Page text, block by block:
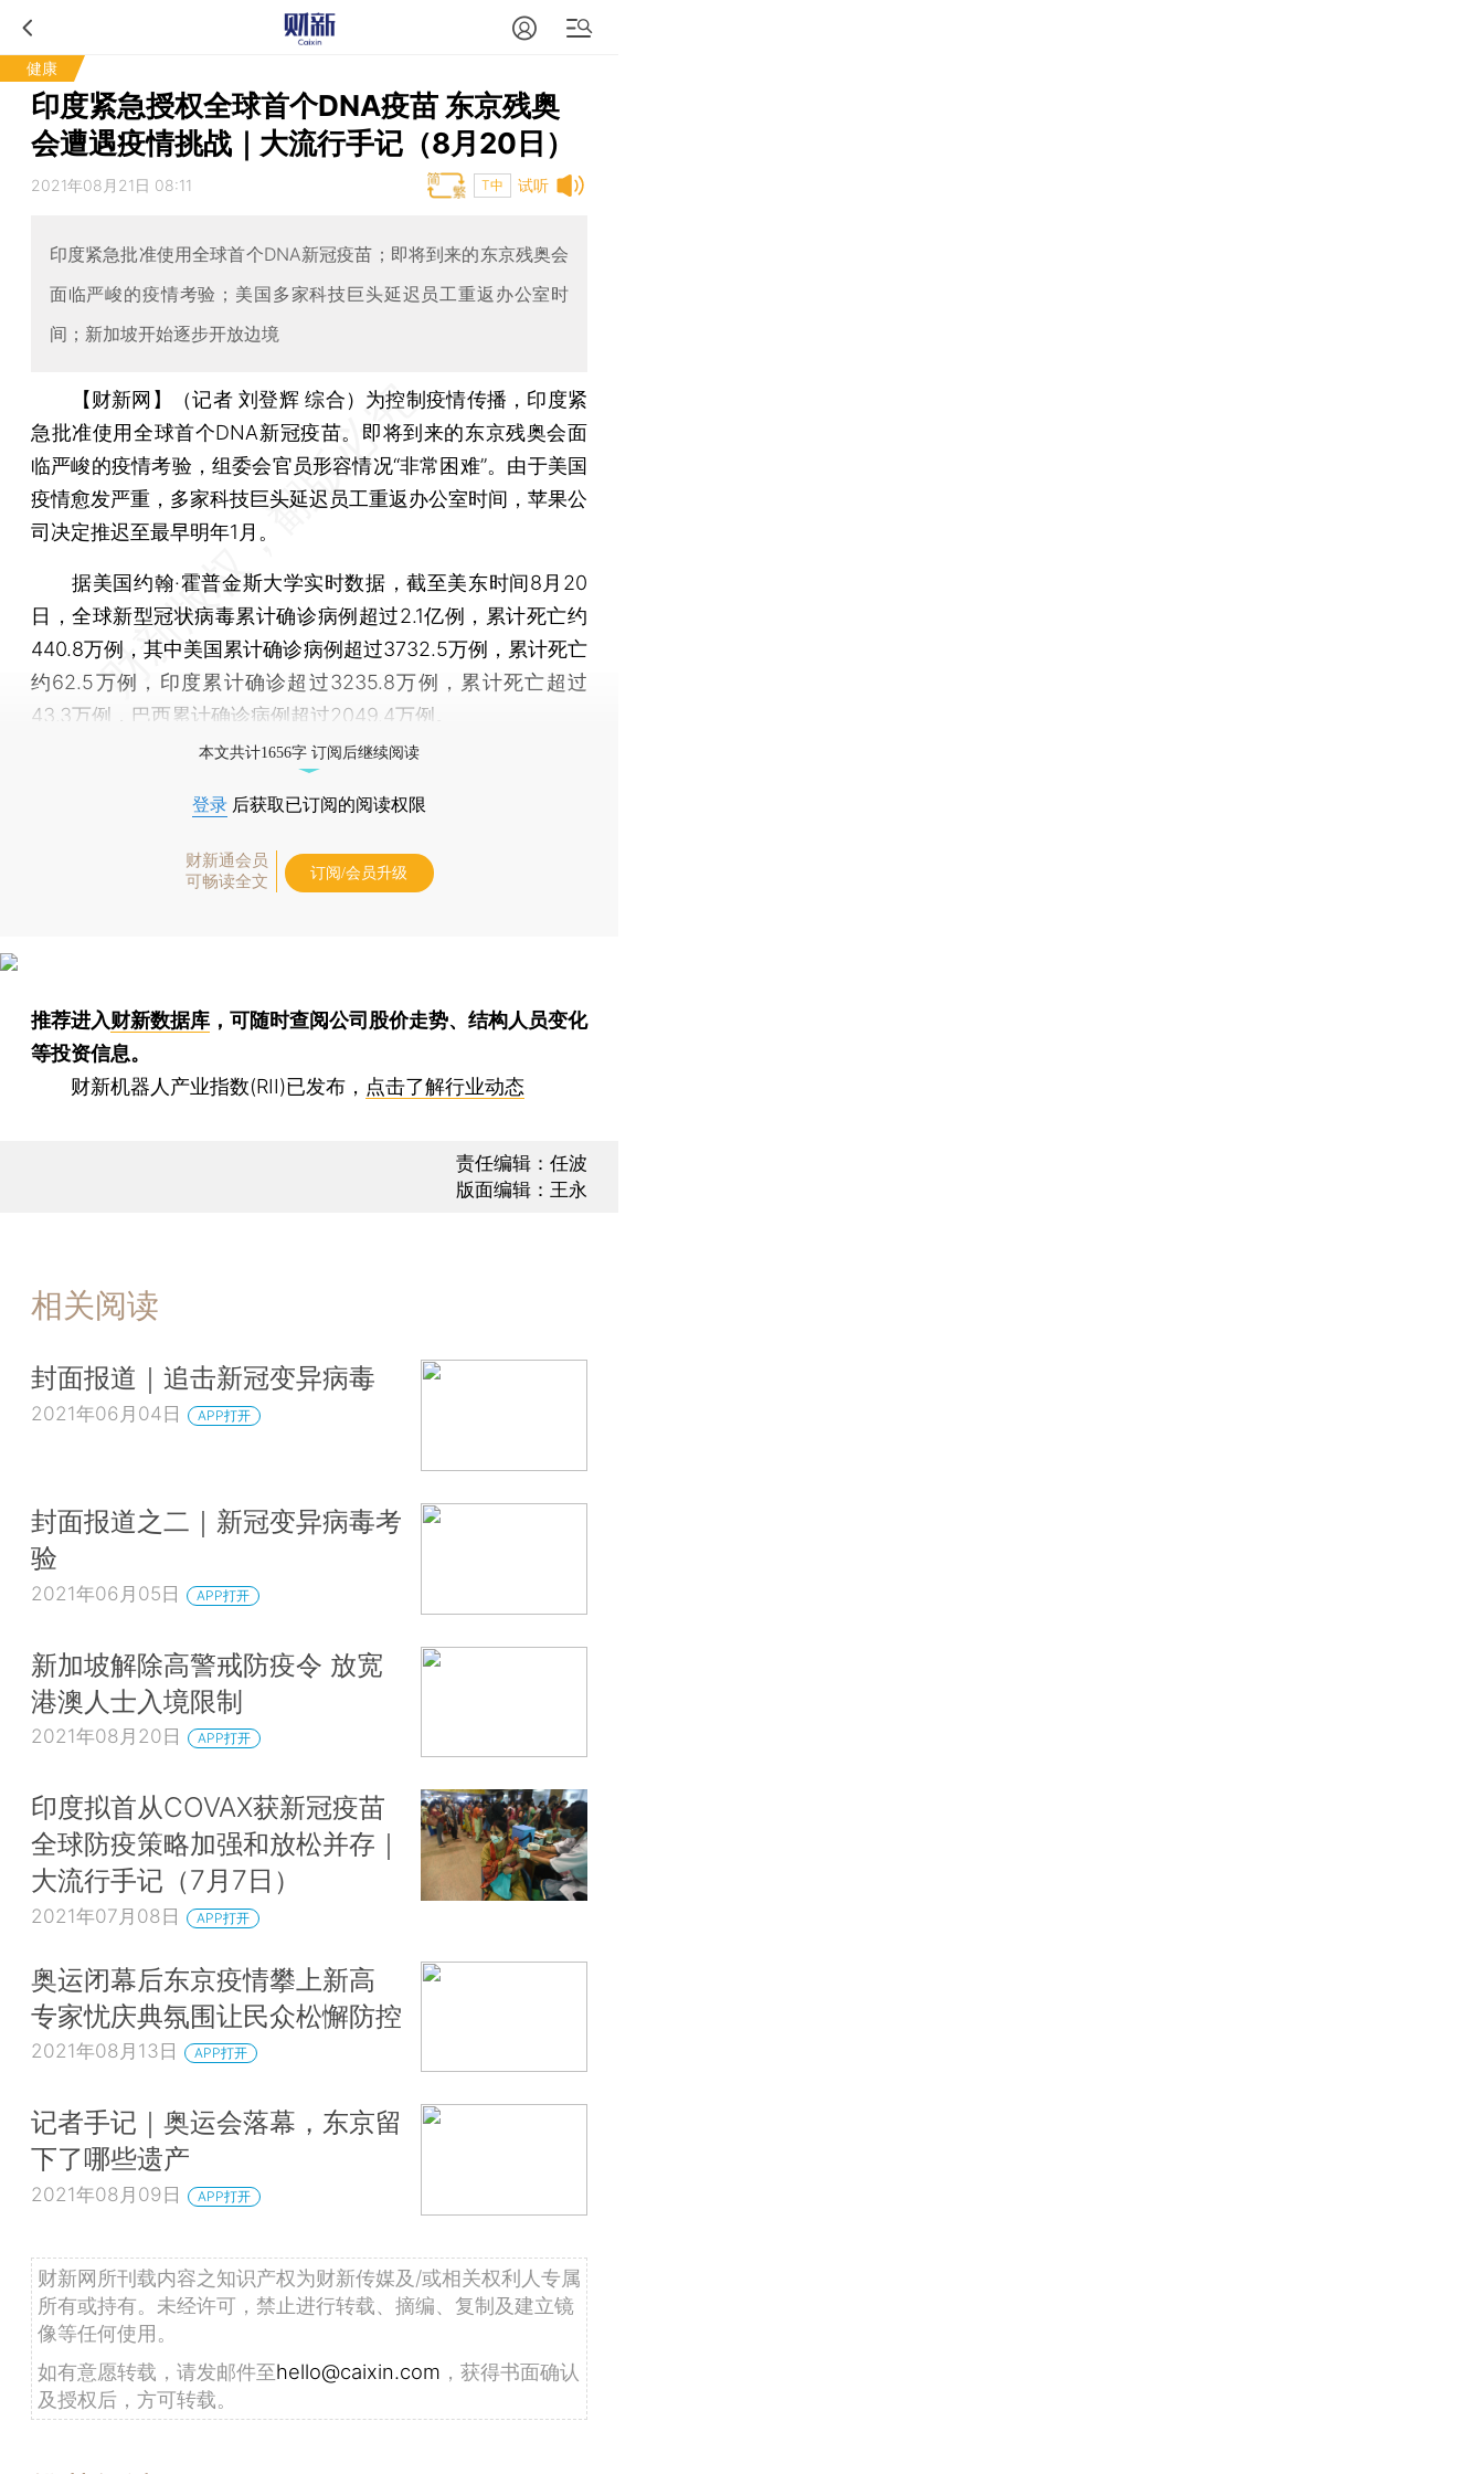
健康
印度紧急授权全球首个DNA疫苗 东京残奥
会遭遇疫情挑战｜大流行手记（8月20日）
试听
2021年08月21日 08:11 T中
印度紧急批准使用全球首个DNA新冠疫苗；即将到来的东京残奥会
面临严峻的疫情考验；美国多家科技巨头延迟员工重返办公室时
间；新加坡开始逐步开放边境
【财新网】（记者 刘登辉 综合） 为控制疫情传播，印度紧
急批准使用全球首个DNA新冠疫苗。即将到来的东京残奥会面
临严峻的疫情考验，组委会官员形容情况“非常困难”。由于美国
疫情愈发严重，多家科技巨头延迟员工重返办公室时间，苹果公
司决定推迟至最早明年1月。
据美国约翰·霍普金斯大学实时数据，截至美东时间8月20
日，全球新型冠状病毒累计确诊病例超过2.1亿例，累计死亡约
440.8万例，其中美国累计确诊病例超过3732.5万例，累计死亡
约62.5万例，印度累计确诊超过3235.8万例，累计死亡超过
43.3万例，巴西累计确诊病例超过2049.4万例。
本文共计1656字 订阅后继续阅读
登录 后获取已订阅的阅读权限
财新通会员
可畅读全文
订阅/会员升级
推荐进入财新数据库 ，可随时查阅公司股价走势、结构人员变化
等投资信息。
财新机器人产业指数(RII)已发布， 点击了解行业动态
责任编辑：任波
版面编辑：王永
相关阅读
封面报道｜追击新冠变异病毒
2021年06月04日 APP打开
封面报道之二｜新冠变异病毒考
验
2021年06月05日 APP打开
新加坡解除高警戒防疫令 放宽
港澳人士入境限制
2021年08月20日 APP打开
印度拟首从COVAX获新冠疫苗
全球防疫策略加强和放松并存｜
大流行手记（7月7日）
2021年07月08日 APP打开
奥运闭幕后东京疫情攀上新高
专家忧庆典氛围让民众松懈防控
2021年08月13日 APP打开
记者手记｜奥运会落幕，东京留
下了哪些遗产
2021年08月09日 APP打开
财新网所刊载内容之知识产权为财新传媒及/或相关权利人专属
所有或持有。未经许可，禁止进行转载、摘编、复制及建立镜
像等任何使用。
如有意愿转载，请发邮件至hello@caixin.com ，获得书面确认
及授权后，方可转载。